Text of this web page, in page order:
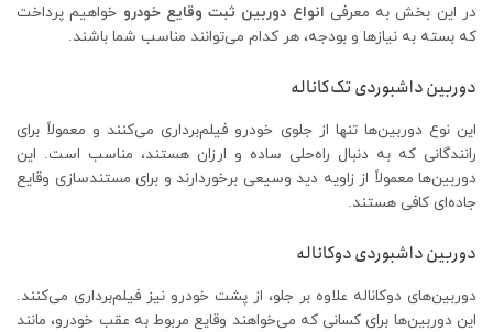
در این بخش به معرفی انواع دوربین ثبت وقایع خودرو خواهیم پرداخت
که بسته به نیازها و بودجه، هر کدام می‌توانند مناسب شما باشند.
دوربین داشبوردی تک‌کاناله
این نوع دوربین‌ها تنها از جلوی خودرو فیلم‌برداری می‌کنند و معمولاً برای
رانندگانی که به دنبال راه‌حلی ساده و ارزان هستند، مناسب است. این
دوربین‌ها معمولاً از زاویه دید وسیعی برخوردارند و برای مستندسازی وقایع
جاده‌ای کافی هستند.
دوربین داشبوردی دو‌کاناله
دوربین‌های دو‌کاناله علاوه بر جلو، از پشت خودرو نیز فیلم‌برداری می‌کنند.
این دوربین‌ها برای کسانی که می‌خواهند وقایع مربوط به عقب خودرو، مانند